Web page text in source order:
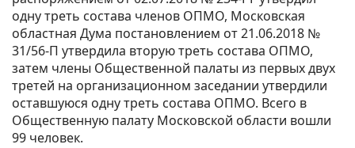
одну треть состава членов ОПМО, Московская
областная Дума постановлением от 21.06.2018 №
31/56-П утвердила вторую треть состава ОПМО,
затем члены Общественной палаты из первых двух
третей на организационном заседании утвердили
оставшуюся одну треть состава ОПМО. Всего в
Общественную палату Московской области вошли
99 человек.